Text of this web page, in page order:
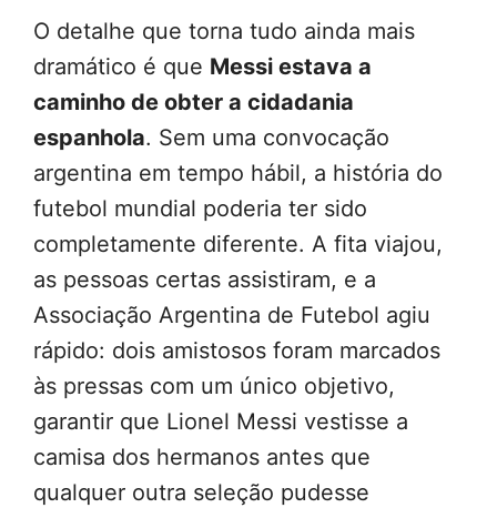
O detalhe que torna tudo ainda mais
dramático é que Messi estava a
caminho de obter a cidadania
espanhola. Sem uma convocação
argentina em tempo hábil, a história do
futebol mundial poderia ter sido
completamente diferente. A fita viajou,
as pessoas certas assistiram, e a
Associação Argentina de Futebol agiu
rápido: dois amistosos foram marcados
às pressas com um único objetivo,
garantir que Lionel Messi vestisse a
camisa dos hermanos antes que
qualquer outra seleção pudesse